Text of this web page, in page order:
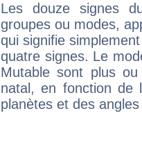
Les douze signes
groupes ou modes,
qui signifie
quatre signes. Le
Mutable sont plus
natal, en fonction de
planètes et des